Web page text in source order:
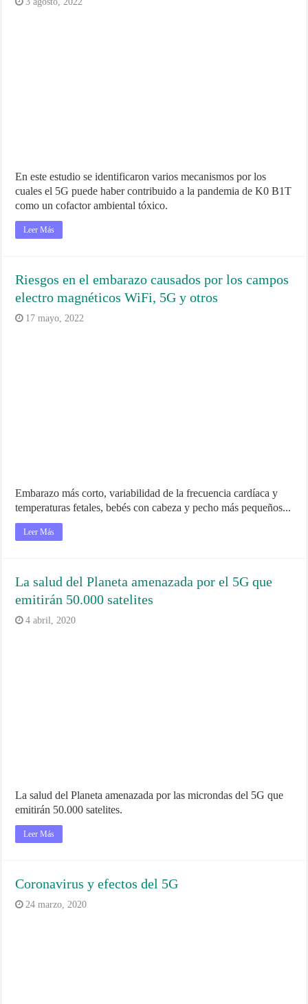
En este estudio se identificaron varios mecanismos por los
cuales el 5G puede haber contribuido a la pandemia de K0 B1T
como un cofactor ambiental tóxico.
Leer Más
Riesgos en el embarazo causados por los campos
electro magnéticos WiFi, 5G y otros
17 mayo, 2022
Embarazo más corto, variabilidad de la frecuencia cardíaca y
temperaturas fetales, bebés con cabeza y pecho más pequeños...
Leer Más
La salud del Planeta amenazada por el 5G que
emitirán 50.000 satelites
4 abril, 2020
La salud del Planeta amenazada por las microndas del 5G que
emitirán 50.000 satelites.
Leer Más
Coronavirus y efectos del 5G
24 marzo, 2020